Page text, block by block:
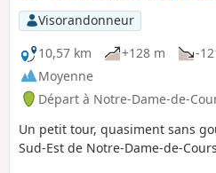
Visorandonneur
10,57 km
+128 m -
Moyenne
Départ à Notre-Dame-de-
Un petit tour, quasiment sans
Sud-Est de Notre-Dame-de-